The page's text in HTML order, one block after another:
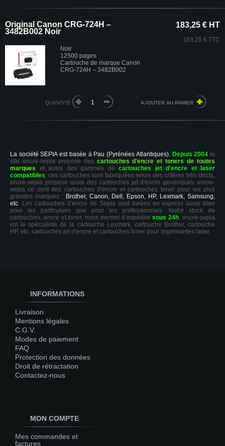
Original Canon CRG-724H –
3482B002 Noir
Noir
12500 pages
Cartouche de marque Canon
CRG-724H – 3482B002
183,25 € HT
183,25 € TTC
QUANTITÉ
La société SEPIA est basée à Pau (Pyrénées Atlantiques). Depuis 2004 le
site encre-sepia propose des cartouches d'encre et toners de toutes
marques et aussi des gammes de cartouches jet d'encre et laser
compatibles, ces cartouches sont fabriquées selon des critères très stricts,
encre-sepia propose aussi des cartouches jet d'encre génériques. encre-
sepia ce sont des cartouches d'encre et cartouches toner pour les plus
grandes marques : Brother, Canon, Dell, Epson, HP, Lexmark, Samsung,
etc. Les cartouches d’encre de Sepia sont livrées en express aussi bien
pour les particuliers que pour les professionnels. Notre stock de
cartouches, encre et toner, nous permet d’expédiersous 24h. encre-sepia
est le spécialiste de la cartouche Lexmark, cartouche Brother, cartouche
HP, etc. cartouches jet d'encre et cartouches toner pour imprimantes laser.
INFORMATIONS
Livraison
Mentions légales
C.G.V.
Modes de paiement
FAQ
Protection des données
Droit de rétractation
Contactez-nous
MON COMPTE
Mes commandes et
factures